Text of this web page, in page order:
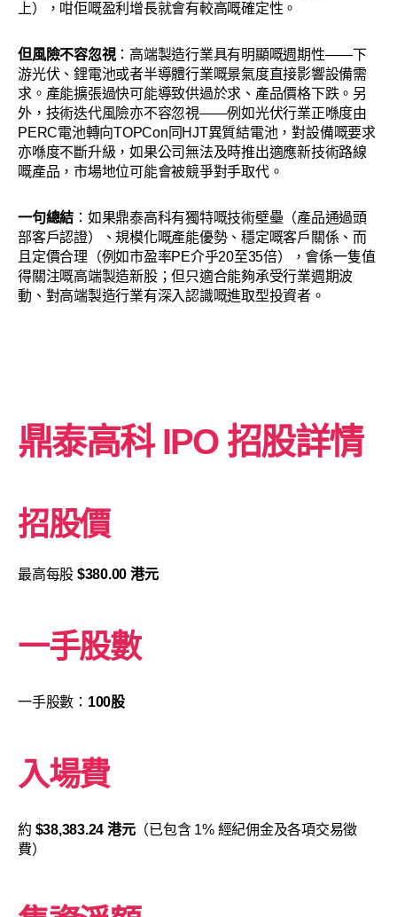
上），咁佢嘅盈利增長就會有較高嘅確定性。
但風險不容忽視：高端製造行業具有明顯嘅週期性——下
游光伏、鋰電池或者半導體行業嘅景氣度直接影響設備需
求。產能擴張過快可能導致供過於求、產品價格下跌。另
外，技術迭代風險亦不容忽視——例如光伏行業正喺度由
PERC電池轉向TOPCon同HJT異質結電池，對設備嘅要求
亦喺度不斷升級，如果公司無法及時推出適應新技術路線
嘅產品，市場地位可能會被競爭對手取代。
一句總結 ：如果鼎泰高科有獨特嘅技術壁壘（產品通過頭
部客戶認證）、規模化嘅產能優勢、穩定嘅客戶關係、而
且定價合理（例如市盈率PE介乎20至35倍），會係一隻值
得關注嘅高端製造新股；但只適合能夠承受行業週期波
動、對高端製造行業有深入認識嘅進取型投資者。
鼎泰高科IPO 招股詳情
招股價
最高每股 $380.00 港元
一手股數
一手股數： 100股
入場費
約 $38,383.24 港元（已包含 1% 經紀佣金及各項交易徵
費）